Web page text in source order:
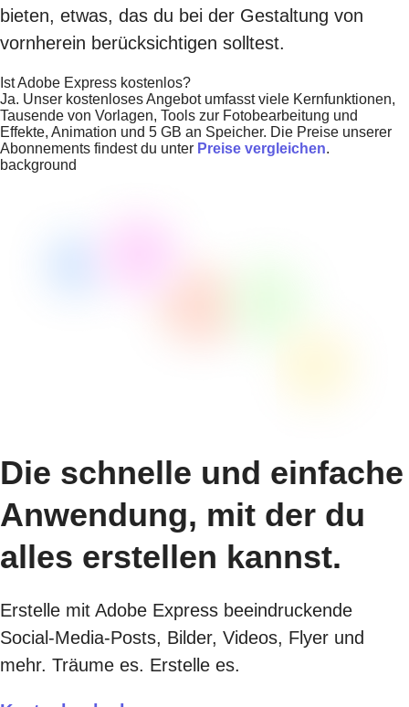
bieten, etwas, das du bei der Gestaltung von
vornherein berücksichtigen solltest.
Ist Adobe Express kostenlos?
Ja. Unser kostenloses Angebot umfasst viele Kernfunktionen,
Tausende von Vorlagen, Tools zur Fotobearbeitung und
Effekte, Animation und 5 GB an Speicher. Die Preise unserer
Abonnements findest du unter Preise vergleichen.
background
Die schnelle und einfache
Anwendung, mit der du
alles erstellen kannst.
Erstelle mit Adobe Express beeindruckende
Social-Media-Posts, Bilder, Videos, Flyer und
mehr. Träume es. Erstelle es.